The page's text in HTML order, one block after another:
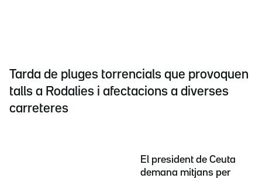
Tarda de pluges torrencials que provoquen
talls a Rodalies i afectacions a diverses
carreteres
El president de Ceuta
demana mitjans per